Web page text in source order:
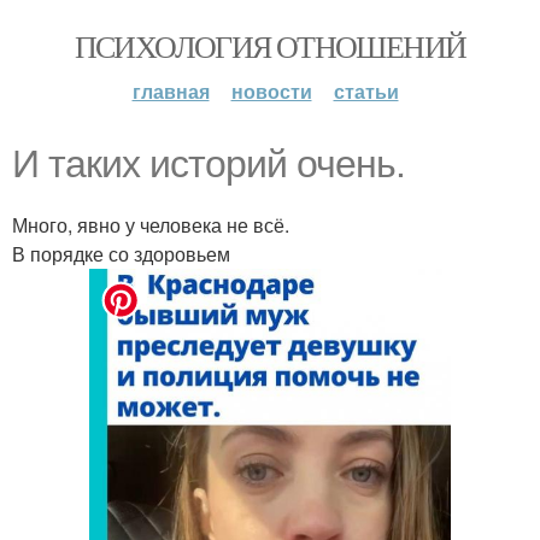
ПСИХОЛОГИЯ ОТНОШЕНИЙ
главная новости статьи
И таких историй очень.
Много, явно у человека не всё.
В порядке со здоровьем